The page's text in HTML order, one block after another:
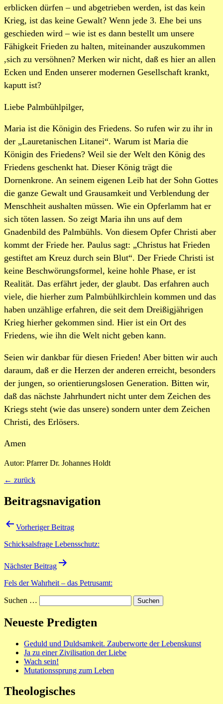
erblicken dürfen – und abgetrieben werden, ist das kein
Krieg, ist das keine Gewalt? Wenn jede 3. Ehe bei uns
geschieden wird – wie ist es dann bestellt um unsere
Fähigkeit Frieden zu halten, miteinander auszukommen
,sich zu versöhnen? Merken wir nicht, daß es hier an allen
Ecken und Enden unserer modernen Gesellschaft krankt,
kaputt ist?
Liebe Palmbühlpilger,
Maria ist die Königin des Friedens. So rufen wir zu ihr in
der „Lauretanischen Litanei“. Warum ist Maria die
Königin des Friedens? Weil sie der Welt den König des
Friedens geschenkt hat. Dieser König trägt die
Dornenkrone. An seinem eigenen Leib hat der Sohn Gottes
die ganze Gewalt und Grausamkeit und Verblendung der
Menschheit aushalten müssen. Wie ein Opferlamm hat er
sich töten lassen. So zeigt Maria ihn uns auf dem
Gnadenbild des Palmbühls. Von diesem Opfer Christi aber
kommt der Friede her. Paulus sagt: „Christus hat Frieden
gestiftet am Kreuz durch sein Blut“. Der Friede Christi ist
keine Beschwörungsformel, keine hohle Phase, er ist
Realität. Das erfährt jeder, der glaubt. Das erfahren auch
viele, die hierher zum Palmbühlkirchlein kommen und das
haben unzählige erfahren, die seit dem Dreißigjährigen
Krieg hierher gekommen sind. Hier ist ein Ort des
Friedens, wie ihn die Welt nicht geben kann.
Seien wir dankbar für diesen Frieden! Aber bitten wir auch
daraum, daß er die Herzen der anderen erreicht, besonders
der jungen, so orientierungslosen Generation. Bitten wir,
daß das nächste Jahrhundert nicht unter dem Zeichen des
Kriegs steht (wie das unsere) sondern unter dem Zeichen
Christi, des Erlösers.
Amen
Autor: Pfarrer Dr. Johannes Holdt
← zurück
Beitragsnavigation
Vorheriger Beitrag
Schicksalsfrage Lebensschutz:
Nächster Beitrag
Fels der Wahrheit – das Petrusamt:
Suchen …
Neueste Predigten
Geduld und Duldsamkeit. Zauberworte der Lebenskunst
Ja zu einer Zivilisation der Liebe
Wach sein!
Mutationssprung zum Leben
Theologisches